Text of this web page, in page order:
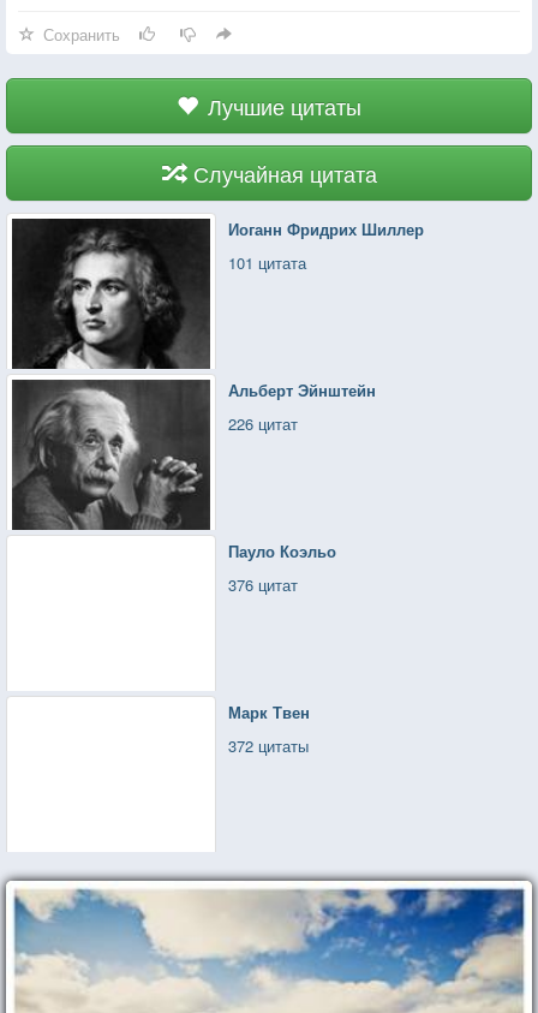
результатов, также бесполезно пытаться убеждать
другого человека, используя аргументы и
рассуждения. Ни обвинение, ни рассуждение, ни
аргументы, только понимание. Если вы понимаете,
и вы можете показать, что понимаете, вы можете
любить, и ситуация изменится.
Сохранить
Лучшие цитаты
Случайная цитата
Иоганн Фридрих Шиллер
101 цитата
Альберт Эйнштейн
226 цитат
Пауло Коэльо
376 цитат
Марк Твен
372 цитаты